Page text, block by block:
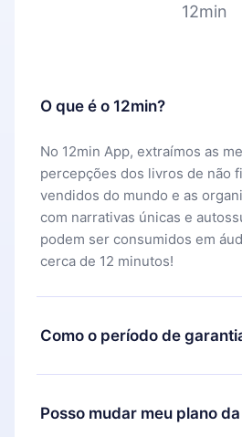
12min
O que é o 12min?
No 12min App, extraímos as
percepções dos livros de não
vendidos do mundo e as
com narrativas únicas e
podem ser consumidos em
cerca de 12 minutos!
Como o período de
Você pode baixar nosso
aproveitar nossa biblioteca. Se
não ficar satisfeito com nossa
Posso mudar meu plano